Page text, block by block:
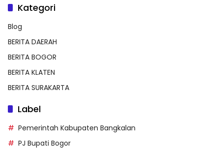
Kategori
Blog
BERITA DAERAH
BERITA BOGOR
BERITA KLATEN
BERITA SURAKARTA
Label
Pemerintah Kabupaten Bangkalan
PJ Bupati Bogor